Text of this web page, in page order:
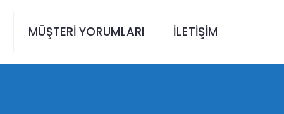
MÜŞTERİ YORUMLARI İLETİŞİM